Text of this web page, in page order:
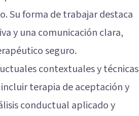
Su forma de trabajar destaca
y una comunicación clara,
seguro.
contextuales y técnicas
terapia de aceptación y
conductual aplicado y